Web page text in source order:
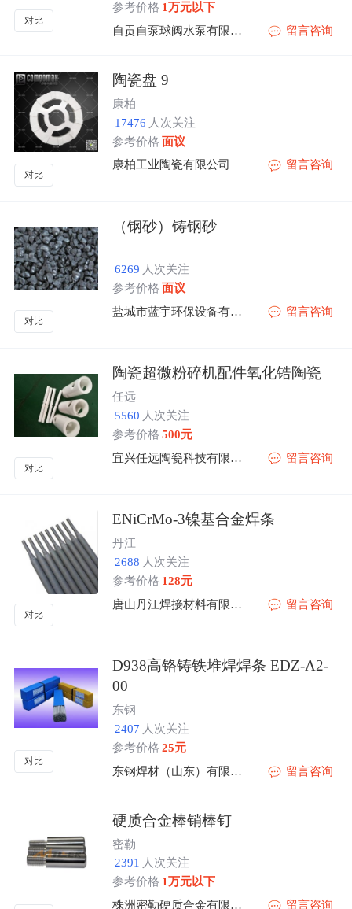
对比
参考价格 1万元以下
自贡自泵球阀水泵有限公司
留言咨询
对比
陶瓷盘 9
康柏
17476 人次关注
参考价格 面议
康柏工业陶瓷有限公司
留言咨询
对比
（钢砂）铸钢砂
6269 人次关注
参考价格 面议
盐城市蓝宇环保设备有限公司
留言咨询
对比
陶瓷超微粉碎机配件氧化锆陶瓷
任远
5560 人次关注
参考价格 500元
宜兴任远陶瓷科技有限公司
留言咨询
对比
ENiCrMo-3镍基合金焊条
丹江
2688 人次关注
参考价格 128元
唐山丹江焊接材料有限公司
留言咨询
对比
D938高铬铸铁堆焊焊条 EDZ-A2-
00
东钢
2407 人次关注
参考价格 25元
东钢焊材（山东）有限公司
留言咨询
硬质合金棒销棒钉
密勒
2391 人次关注
参考价格 1万元以下
株洲密勒硬质合金有限公司
留言咨询